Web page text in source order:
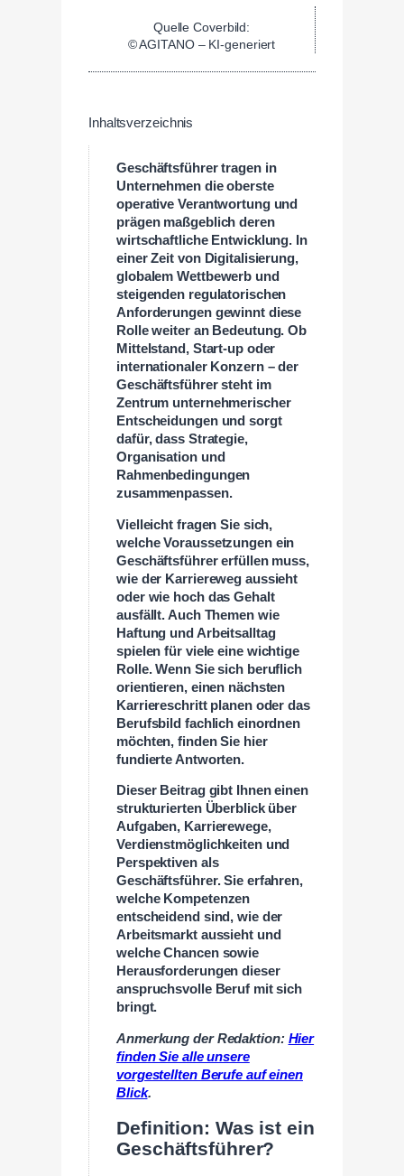
Quelle Coverbild:
© AGITANO – KI-generiert
Inhaltsverzeichnis
Geschäftsführer tragen in
Unternehmen die oberste
operative Verantwortung und
prägen maßgeblich deren
wirtschaftliche Entwicklung. In
einer Zeit von Digitalisierung,
globalem Wettbewerb und
steigenden regulatorischen
Anforderungen gewinnt diese
Rolle weiter an Bedeutung. Ob
Mittelstand, Start-up oder
internationaler Konzern – der
Geschäftsführer steht im
Zentrum unternehmerischer
Entscheidungen und sorgt
dafür, dass Strategie,
Organisation und
Rahmenbedingungen
zusammenpassen.
Vielleicht fragen Sie sich,
welche Voraussetzungen ein
Geschäftsführer erfüllen muss,
wie der Karriereweg aussieht
oder wie hoch das Gehalt
ausfällt. Auch Themen wie
Haftung und Arbeitsalltag
spielen für viele eine wichtige
Rolle. Wenn Sie sich beruflich
orientieren, einen nächsten
Karriereschritt planen oder das
Berufsbild fachlich einordnen
möchten, finden Sie hier
fundierte Antworten.
Dieser Beitrag gibt Ihnen einen
strukturierten Überblick über
Aufgaben, Karrierewege,
Verdienstmöglichkeiten und
Perspektiven als
Geschäftsführer. Sie erfahren,
welche Kompetenzen
entscheidend sind, wie der
Arbeitsmarkt aussieht und
welche Chancen sowie
Herausforderungen dieser
anspruchsvolle Beruf mit sich
bringt.
Anmerkung der Redaktion: Hier
finden Sie alle unsere
vorgestellten Berufe auf einen
Blick.
Definition: Was ist ein
Geschäftsführer?